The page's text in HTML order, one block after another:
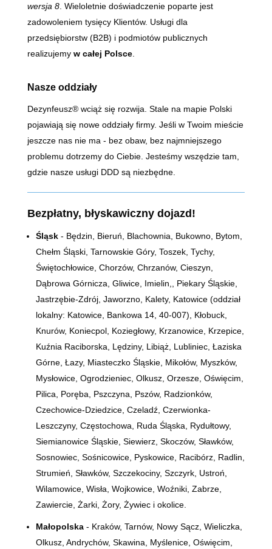
wersja 8. Wieloletnie doświadczenie poparte jest
zadowoleniem tysięcy Klientów. Usługi dla
przedsiębiorstw (B2B) i podmiotów publicznych
realizujemy w całej Polsce.
Nasze oddziały
Dezynfeusz® wciąż się rozwija. Stale na mapie Polski
pojawiają się nowe oddziały firmy. Jeśli w Twoim mieście
jeszcze nas nie ma - bez obaw, bez najmniejszego
problemu dotrzemy do Ciebie. Jesteśmy wszędzie tam,
gdzie nasze usługi DDD są niezbędne.
Bezpłatny, błyskawiczny dojazd!
Śląsk- Będzin, Bieruń, Blachownia, Bukowno, Bytom,
Chełm Śląski, Tarnowskie Góry, Toszek, Tychy,
Świętochłowice, Chorzów, Chrzanów, Cieszyn,
Dąbrowa Górnicza, Gliwice, Imielin,, Piekary Śląskie,
Jastrzębie-Zdrój, Jaworzno, Kalety, Katowice (oddział
lokalny: Katowice, Bankowa 14, 40-007) , Kłobuck,
Knurów, Koniecpol, Koziegłowy, Krzanowice, Krzepice,
Kuźnia Raciborska, Lędziny, Libiąż, Lubliniec, Łaziska
Górne, Łazy, Miasteczko Śląskie, Mikołów, Myszków,
Mysłowice, Ogrodzieniec, Olkusz, Orzesze, Oświęcim,
Pilica, Poręba, Pszczyna, Pszów, Radzionków,
Czechowice-Dziedzice, Czeladź, Czerwionka-
Leszczyny, Częstochowa, Ruda Śląska, Rydułtowy,
Siemianowice Śląskie, Siewierz, Skoczów, Sławków,
Sosnowiec, Sośnicowice, Pyskowice, Racibórz, Radlin,
Strumień, Sławków, Szczekociny, Szczyrk, Ustroń,
Wilamowice, Wisła, Wojkowice, Woźniki, Zabrze,
Zawiercie, Żarki, Żory, Żywiec i okolice.
Małopolska- Kraków, Tarnów, Nowy Sącz, Wieliczka,
Olkusz, Andrychów, Skawina, Myślenice, Oświęcim,